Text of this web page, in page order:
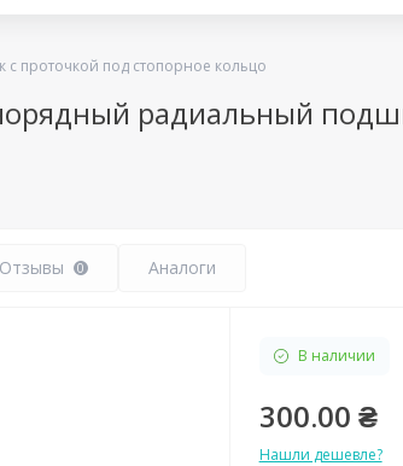
проточкой под стопорное кольцо
радиальный
Отзывы 0 Аналоги
В наличии
300.00 ₴
Нашли дешевле?